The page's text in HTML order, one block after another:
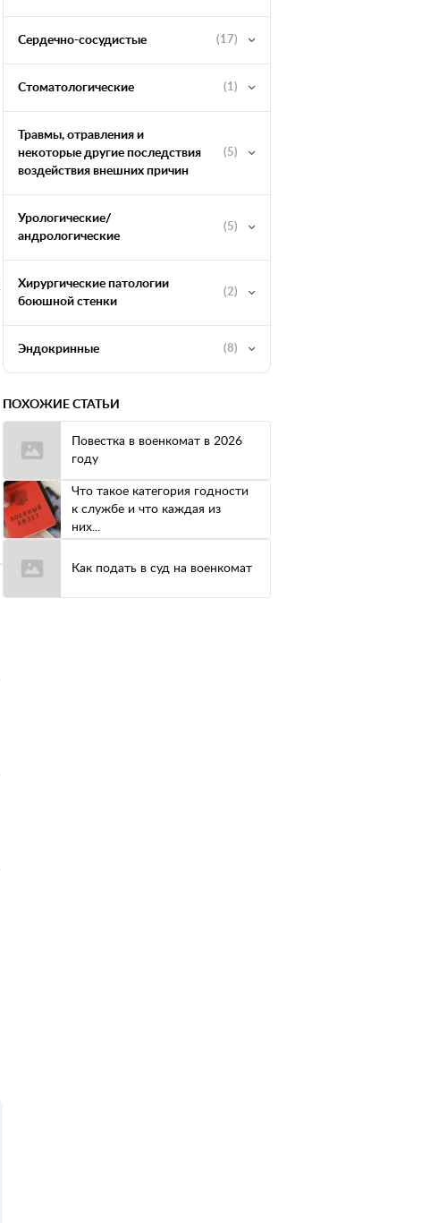
Сердечно-сосудистые (17)
Стоматологические (1)
Травмы, отравления и
некоторые другие последствия
воздействия внешних причин
(5)
Урологические/
андрологические
(5)
Хирургические патологии
боюшной стенки
(2)
Эндокринные (8)
ПОХОЖИЕ СТАТЬИ
Повестка в военкомат в 2026
году
Что такое категория годности
к службе и что каждая из
них...
Как подать в суд на военкомат